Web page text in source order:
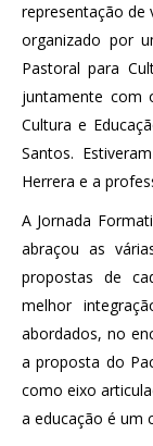
representação de
organizado por
Pastoral para
juntamente com
Cultura e
Santos.
Herrera e a
A Jornada
abraçou as
propostas de
melhor
abordados, no
a proposta do
como eixo
a educação é um